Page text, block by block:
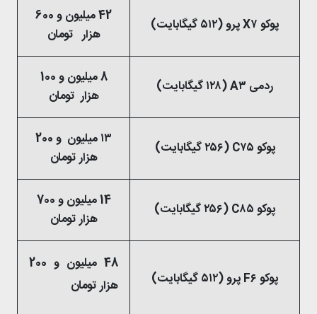
پوکو X۷ پرو (۵۱۲ گیگابایت)
42 میلیون و 600
هزار تومان
ردمی A۳ (۱۲۸ گیگابایت)
8 میلیون و 100
هزار تومان
پوکو C۷۵ (۲۵۶ گیگابایت)
۱۳ میلیون و 200
هزار تومان
پوکو C۸۵ (۲۵۶ گیگابایت)
14 میلیون و 700
هزار تومان
پوکو F۶ پرو (۵۱۲ گیگابایت)
48 میلیون و 200
هزار تومان